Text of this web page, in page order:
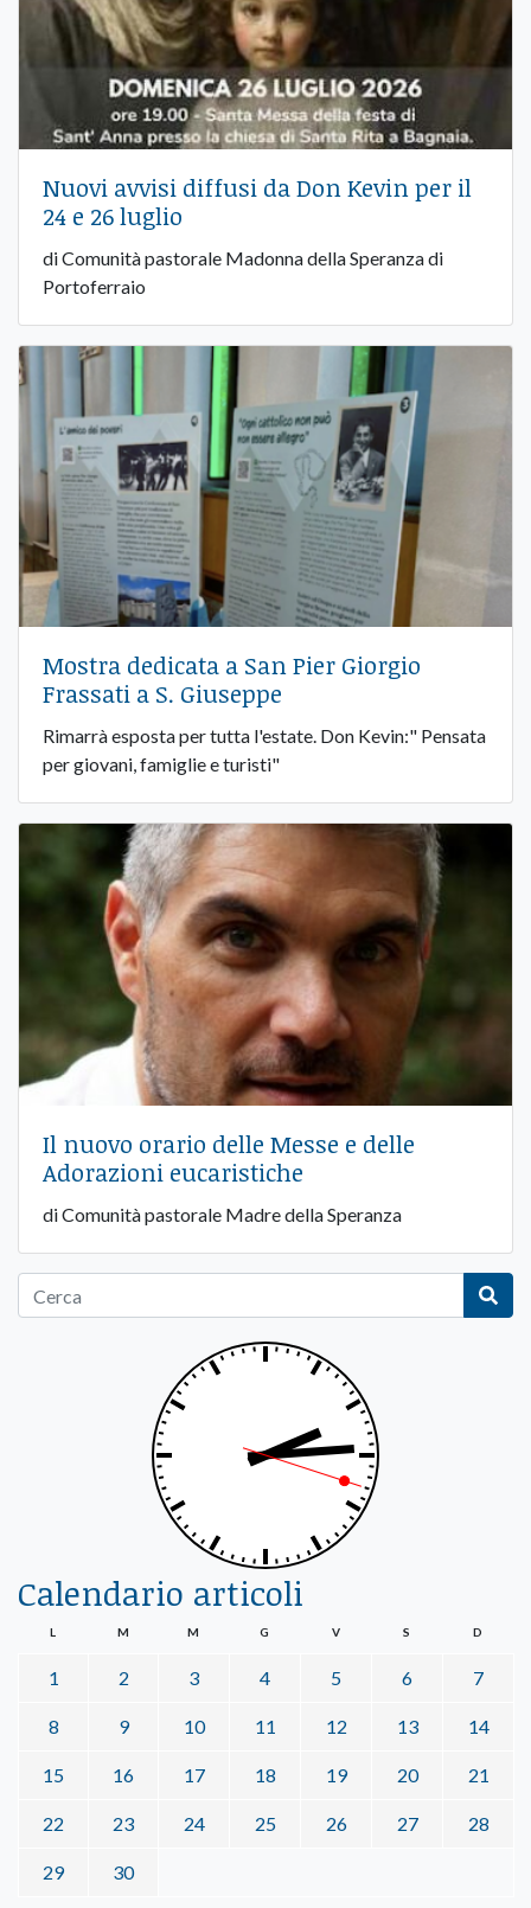
Nuovi avvisi diffusi da Don Kevin per il
24 e 26 luglio
di Comunità pastorale Madonna della Speranza di
Portoferraio
Mostra dedicata a San Pier Giorgio
Frassati a S. Giuseppe
Rimarrà esposta per tutta l'estate. Don Kevin:" Pensata
per giovani, famiglie e turisti"
Il nuovo orario delle Messe e delle
Adorazioni eucaristiche
di Comunità pastorale Madre della Speranza
Calendario articoli
L M M G V S D
1 2 3 4 5 6 7
8 9 10 11 12 13 14
15 16 17 18 19 20 21
22 23 24 25 26 27 28
29 30